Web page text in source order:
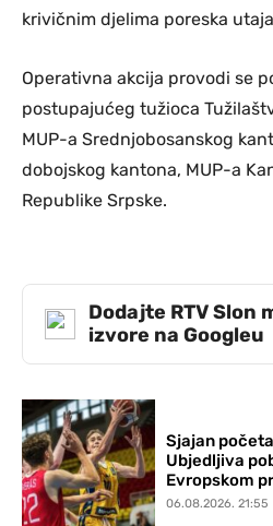
krivičnim djelima poreska
Operativna akcija provodi se
postupajućeg tužioca
MUP-a Srednjobosanskog
dobojskog kantona, MUP-a
Republike Srpske.
Dodajte RTV Slon
izvore na Googleu
Sjajan
Ubjedljiva
Evropskom
06.08.2026. 21:55